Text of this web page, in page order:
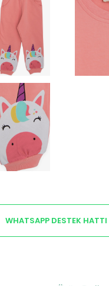
WHATSAPP DESTEK HATTI